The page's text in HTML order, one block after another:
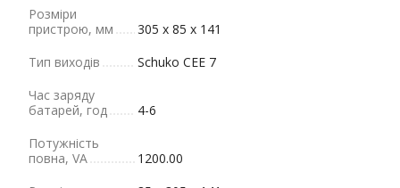
Розміри
пристрою, мм
305 х 85 х 141
Тип виходів
Schuko CEE 7
Час заряду
батарей, год
4-6
Потужність
повна, VA
1200.00